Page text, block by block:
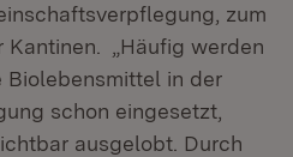
zum
Kantinen. „Häufig werden
Biolebensmittel in der
schon eingesetzt,
ausgelobt. Durch